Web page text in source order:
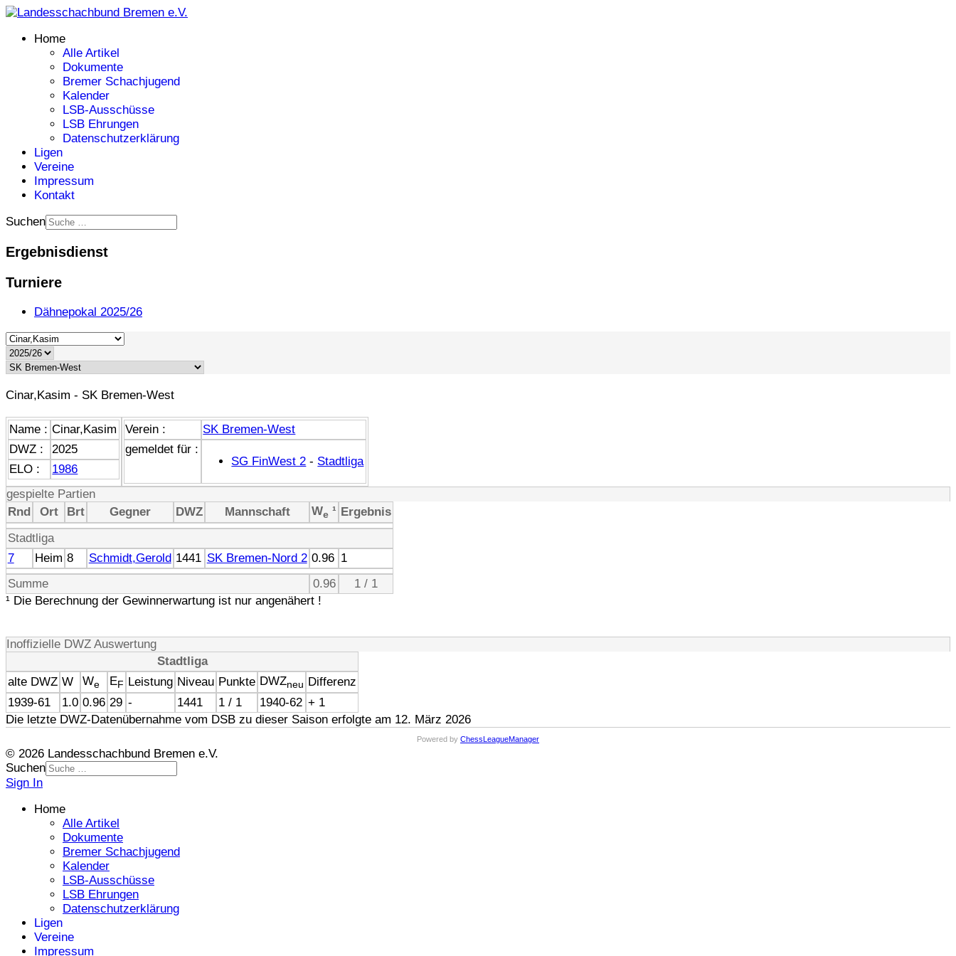
Home
Alle Artikel
Dokumente
Bremer Schachjugend
Kalender
LSB-Ausschüsse
LSB Ehrungen
Datenschutzerklärung
Ligen
Vereine
Impressum
Kontakt
Suchen
Ergebnisdienst
Turniere
Dähnepokal 2025/26
Cinar,Kasim - SK Bremen-West
Name : Cinar,Kasim
DWZ :
2025
ELO :
1986
Verein :
SK Bremen-West
gemeldet für :
SG FinWest 2 - Stadtliga
gespielte Partien
Rnd
Ort Brt Gegner DWZ Mannschaft We ¹ Ergebnis
Stadtliga
7
Heim 8 Schmidt,Gerold 1441 SK Bremen-Nord 2 0.96 1
Summe
0.96
1 / 1
¹ Die Berechnung der Gewinnerwartung ist nur angenähert !
Inoffizielle DWZ Auswertung
Stadtliga
alte DWZ W We EF Leistung Niveau Punkte DWZneu Differenz
1939-61
1.0 0.96 29 - 1441 1 / 1 1940-62 + 1
Die letzte DWZ-Datenübernahme vom DSB zu dieser Saison erfolgte am 12. März 2026
Powered by ChessLeagueManager
© 2026 Landesschachbund Bremen e.V.
Suchen
Sign In
Home
Alle Artikel
Dokumente
Bremer Schachjugend
Kalender
LSB-Ausschüsse
LSB Ehrungen
Datenschutzerklärung
Ligen
Vereine
Impressum